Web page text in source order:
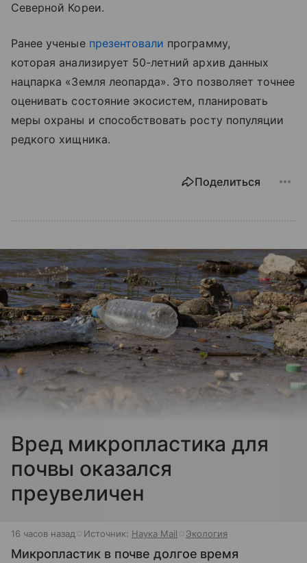
Северной Кореи.
Ранее ученые презентовали программу,
которая анализирует 50-летний архив данных
нацпарка «Земля леопарда». Это позволяет точнее
оценивать состояние экосистем, планировать
меры охраны и способствовать росту популяции
редкого хищника.
Поделиться
Вред микропластика для
почвы оказался
преувеличен
16 часов назад Источник: Наука Mail Экология
Микропластик в почве долгое время